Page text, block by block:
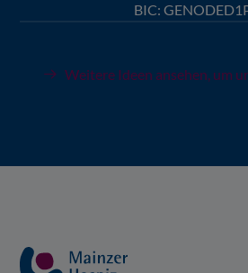
BIC:
Weitere Ideen ansehen, um